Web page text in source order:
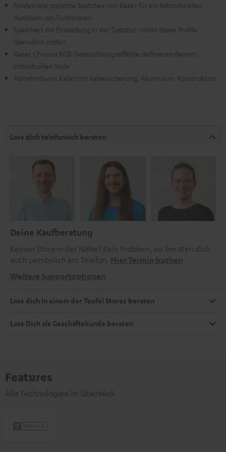
Modernste optische Switches von Razer für ein blitzschnelles
Auslösen von Funktionen
Speichert die Einstellung in der Tastatur: nimm deine Profile
überallhin mithin
Razer Chroma RGB-Beleuchtungseffekte definieren deinen
individuellen Style
Abnehmbares Kabel mit Kabelsicherung, Aluminium-Konstruktion
Lass dich telefonisch beraten
Deine Kaufberatung
Keinen Store in der Nähe? Kein Problem, wir beraten dich
auch persönlich am Telefon. Hier Termin buchen
Weitere Supportoptionen
Lass dich in einem der Teufel Stores beraten
Lass Dich als Geschäftskunde beraten
Features
Alle Technologien im Überblick